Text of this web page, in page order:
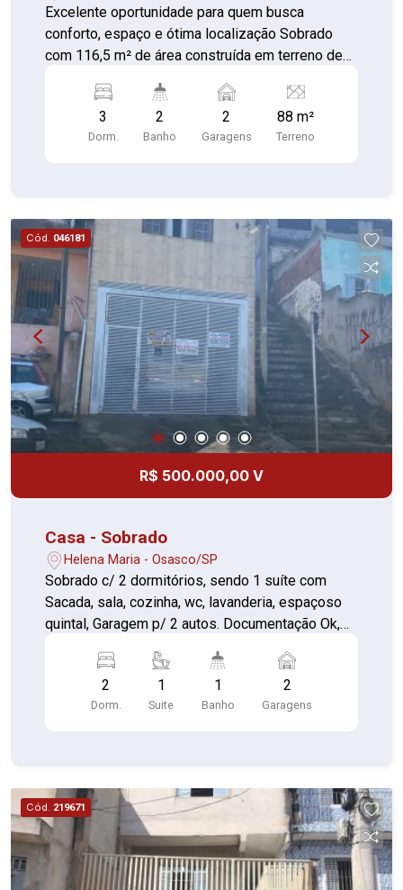
Excelente oportunidade para quem busca
conforto, espaço e ótima localização Sobrado
com 116,5 m² de área construída em terreno de
para famílias que desejam praticidade no dia a
veículos com portão automático, ampla sala de
pavimento térreo. No piso superior, conta com
uma espaçosa sala de TV com acesso à varanda,
03 dormitórios, banheiro completo com box e
área de serviço coberta. Destaques do imóvel: ?
Ambientes amplos e bem ventilados ? Pintura
recente ? Excelente estado de conservação
Localização privilegiada no bairro Helena Maria,
próximo ao Terminal Helena Maria,
supermercados, farmácias, escolas, comércios e
com fácil acesso às principais vias de Osasco e
Grande São Paulo. Construção não averbada ?
não aceita financiamento bancário. Entre em
contato para mais informações e agende sua
3
Dorm.
2
Banho
2
Garagens
88 m²
Terreno
Cód. 046181
R$ 500.000,00 V
Casa - Sobrado
Helena Maria - Osasco/SP
Sobrado c/ 2 dormitórios, sendo 1 suíte com
Sacada, sala, cozinha, wc, lavanderia, espaçoso
quintal, Garagem p/ 2 autos. Documentação Ok,
2
Dorm.
1
Suite
1
Banho
2
Garagens
Cód. 219671